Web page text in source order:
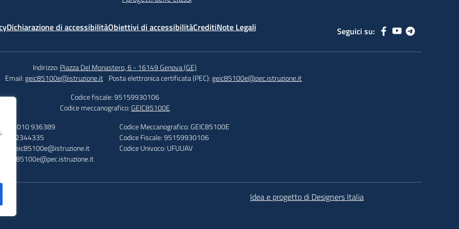
Dichiarazione di accessibilitàObiettivi di accessibilitàCreditiNote Legali Seguici su:
Indirizzo: Piazza Del Monastero, 6 - 16149 Genova (GE)
Email:geic85100e@istruzione.it Posta elettronica certificata (PEC):geic85100e@pec.istruzione.it
Codice fiscale: 95159930106
Codice meccanografico:GEIC85100E
010 936389
010 2344335
geic85100e@istruzione.it
geic85100e@pec.istruzione.it
Codice Meccanografico: GEIC85100E
Codice Fiscale: 95159930106
Codice Univoco: UFUUAV
Idea e progetto di Designers Italia